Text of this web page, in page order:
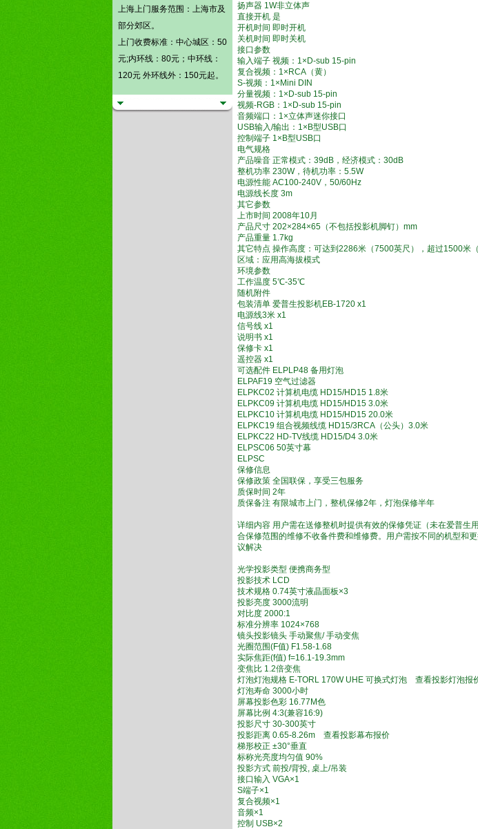
上海上门服务范围：上海市及
部分郊区。
上门收费标准：中心城区：50
元;内环线：80元；中环线：
120元 外环线外：150元起。
扬声器 1W非立体声
直接开机 是
开机时间 即时开机
关机时间 即时关机
接口参数
输入端子 视频：1×D-sub 15-pin
复合视频：1×RCA（黄）
S-视频：1×Mini DIN
分量视频：1×D-sub 15-pin
视频-RGB：1×D-sub 15-pin
音频端口：1×立体声迷你接口
USB输入/输出：1×B型USB口
控制端子 1×B型USB口
电气规格
产品噪音 正常模式：39dB，经济模式：30dB
整机功率 230W，待机功率：5.5W
电源性能 AC100-240V，50/60Hz
电源线长度 3m
其它参数
上市时间 2008年10月
产品尺寸 202×284×65（不包括投影机脚钉）mm
产品重量 1.7kg
其它特点 操作高度：可达到2286米（7500英尺），超过1500米（
区域：应用高海拔模式
环境参数
工作温度 5℃-35℃
随机附件
包装清单 爱普生投影机EB-1720 x1
电源线3米 x1
信号线 x1
说明书 x1
保修卡 x1
遥控器 x1
可选配件 ELPLP48 备用灯泡
ELPAF19 空气过滤器
ELPKC02 计算机电缆 HD15/HD15 1.8米
ELPKC09 计算机电缆 HD15/HD15 3.0米
ELPKC10 计算机电缆 HD15/HD15 20.0米
ELPKC19 组合视频线缆 HD15/3RCA（公头）3.0米
ELPKC22 HD-TV线缆 HD15/D4 3.0米
ELPSC06 50英寸幕
ELPSC
保修信息
保修政策 全国联保，享受三包服务
质保时间 2年
质保备注 有限城市上门，整机保修2年，灯泡保修半年
详细内容 用户需在送修整机时提供有效的保修凭证（未在爱普
合保修范围的维修不收备件费和维修费。用户需按不同的机型和
议解决
光学投影类型 便携商务型
投影技术 LCD
技术规格 0.74英寸液晶面板×3
投影亮度 3000流明
对比度 2000:1
标准分辨率 1024×768
镜头投影镜头 手动聚焦/ 手动变焦
光圈范围(F值) F1.58-1.68
实际焦距(f值) f=16.1-19.3mm
变焦比 1.2倍变焦
灯泡灯泡规格 E-TORL 170W UHE 可换式灯泡 查看投影灯泡
灯泡寿命 3000小时
屏幕投影色彩 16.77M色
屏幕比例 4:3(兼容16:9)
投影尺寸 30-300英寸
投影距离 0.65-8.26m 查看投影幕布报价
梯形校正 ±30°垂直
标称光亮度均匀值 90%
投影方式 前投/背投, 桌上/吊装
接口输入 VGA×1
S端子×1
复合视频×1
音频×1
控制 USB×2